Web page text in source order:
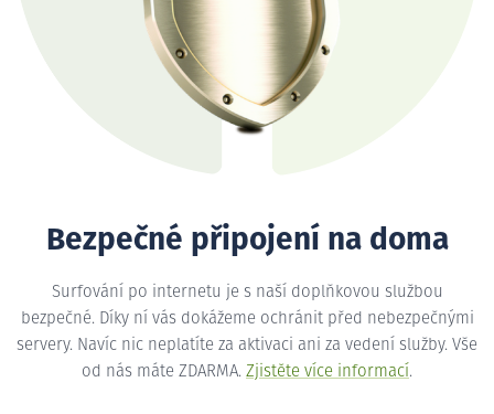
Bezpečné připojení na doma
Surfování po internetu je s naší doplňkovou službou
bezpečné. Díky ní vás dokážeme ochránit před nebezpečnými
servery. Navíc nic neplatíte za aktivaci ani za vedení služby. Vše
od nás máte ZDARMA. Zjistěte více informací.